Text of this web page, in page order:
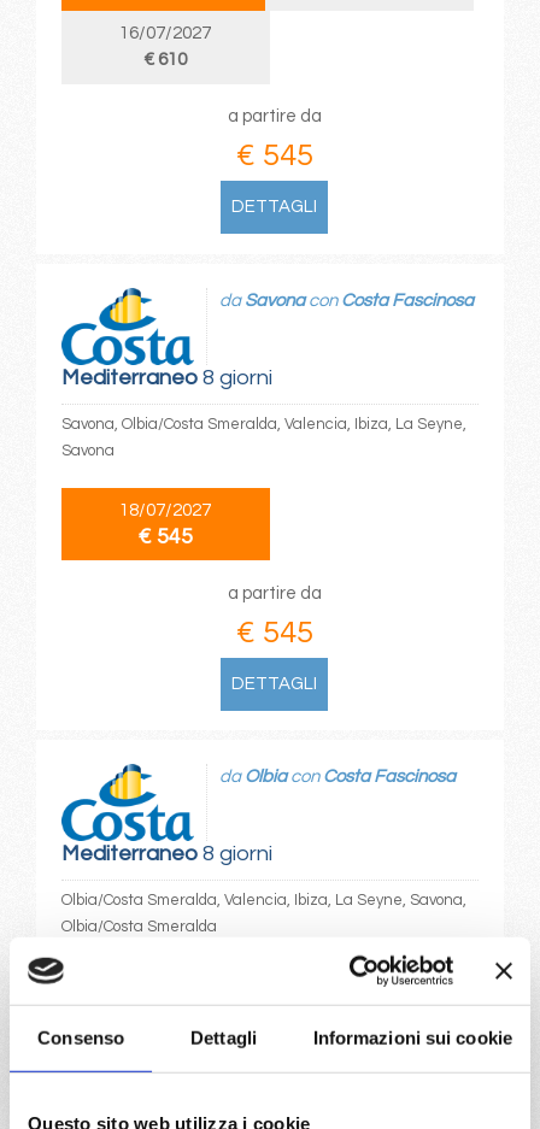
Consenso Dettagli Informazioni sui cookie
Questo sito web utilizza i cookie
16/07/2027
€ 610
a partire da
€ 545
DETTAGLI
Mediterraneo8 giorni
da Savonacon Costa Fascinosa
Savona, Olbia/Costa Smeralda, Valencia, Ibiza, La Seyne,
Savona
18/07/2027
€ 545
a partire da
€ 545
DETTAGLI
Mediterraneo8 giorni
da Olbiacon Costa Fascinosa
Olbia/Costa Smeralda, Valencia, Ibiza, La Seyne, Savona,
Olbia/Costa Smeralda
€ 545
a partire da